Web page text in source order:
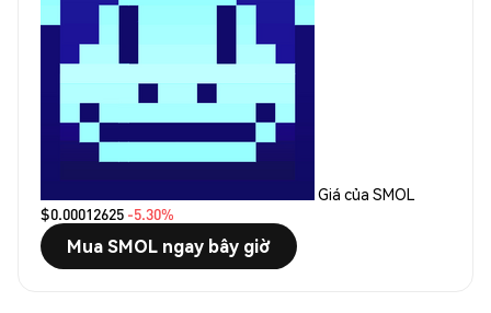
Giá của SMOL
$0.00012625 -5.30%
Mua SMOL ngay bây giờ